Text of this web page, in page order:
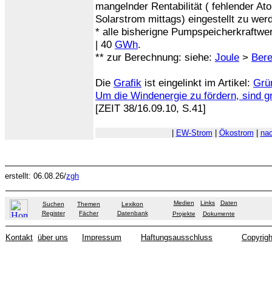
mangelnder Rentabilität ( fehlender
Solarstrom mittags) eingestellt zu
* alle bisherigne
| 40 GWh.
** zur Berechnung: siehe: Joule >
Die Grafik ist eingelinkt im Artikel:
Um die Windenergie zu fördern, sind
[ZEIT 38/16.09.10, S.41]
EW-Strom Ökostrom
erstellt: 06.08.26/zgh
Suchen Themen
Lexikon
Register
Fächer Datenbank
Medien Links
Daten
Projekte
Dokumente
Kontakt über uns Impressum Haftungsausschluss